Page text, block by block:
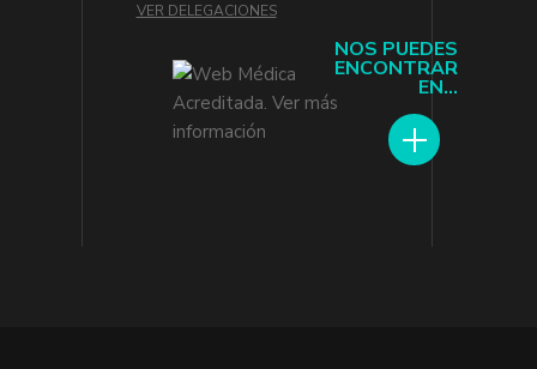
NOS PUEDES
ENCONTRAR
EN...
VER DELEGACIONES